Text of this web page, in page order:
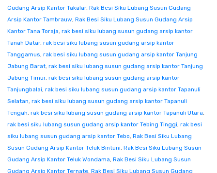
Gudang Arsip Kantor Takalar, Rak Besi Siku Lubang Susun Gudang
Arsip Kantor Tambrauw, Rak Besi Siku Lubang Susun Gudang Arsip
Kantor Tana Toraja, rak besi siku lubang susun gudang arsip kantor
Tanah Datar, rak besi siku lubang susun gudang arsip kantor
Tanggamus, rak besi siku lubang susun gudang arsip kantor Tanjung
Jabung Barat, rak besi siku lubang susun gudang arsip kantor Tanjung
Jabung Timur, rak besi siku lubang susun gudang arsip kantor
Tanjungbalai, rak besi siku lubang susun gudang arsip kantor Tapanuli
Selatan, rak besi siku lubang susun gudang arsip kantor Tapanuli
Tengah, rak besi siku lubang susun gudang arsip kantor Tapanuli Utara,
rak besi siku lubang susun gudang arsip kantor Tebing Tinggi, rak besi
siku lubang susun gudang arsip kantor Tebo, Rak Besi Siku Lubang
Susun Gudang Arsip Kantor Teluk Bintuni, Rak Besi Siku Lubang Susun
Gudang Arsip Kantor Teluk Wondama, Rak Besi Siku Lubang Susun
Gudang Arsip Kantor Ternate, Rak Besi Siku Lubang Susun Gudang